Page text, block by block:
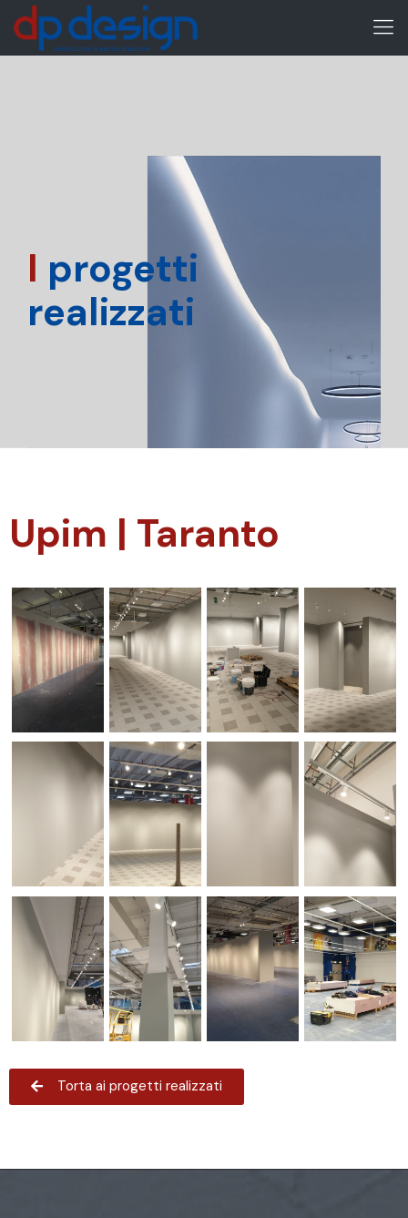
I progetti
realizzati
Upim | Taranto
Torta ai progetti realizzati